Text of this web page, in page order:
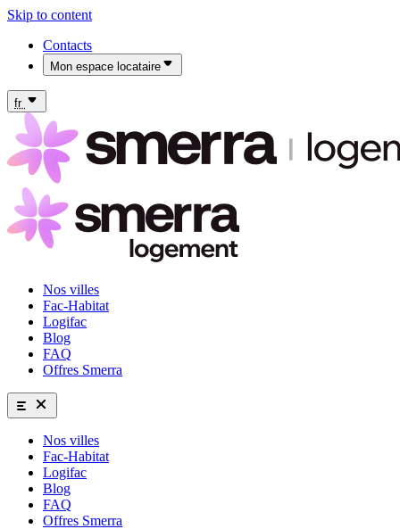
Skip to content
Contacts
Mon espace locataire
fr
Nos villes
Fac-Habitat
Logifac
Blog
FAQ
Offres Smerra
Nos villes
Fac-Habitat
Logifac
Blog
FAQ
Offres Smerra